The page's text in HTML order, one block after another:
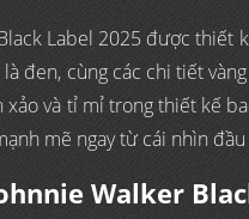
Label 2025 được thiết
đen, cùng các chi tiết
xảo và tỉ mỉ trong thiết kế
mẽ ngay từ cái nhìn
Walker